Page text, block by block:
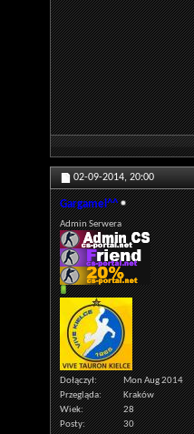
02-09-2014, 20:00
Gargamel^^
Admin Serwera
Dołączył
Mon Aug 2014
Przegląda
Kraków
Wiek
28
Posty
30